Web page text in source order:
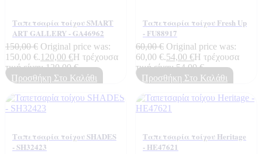
Ταπετσαρία τοίχου SMART
ART GALLERY - GA46962
150,00€ Original price was:
150,00 €.120,00 €Η τρέχουσα
τιμή είναι: 120,00 €.
Προσθήκη Στο Καλάθι
Ταπετσαρία τοίχου Fresh Up
- FU88917
60,00€ Original price was:
60,00 €.54,00 €Η τρέχουσα
τιμή είναι: 54,00 €.
Προσθήκη Στο Καλάθι
Ταπετσαρία τοίχου SHADES
- SH32423
Ταπετσαρία τοίχου Heritage
- ΗΕ47621